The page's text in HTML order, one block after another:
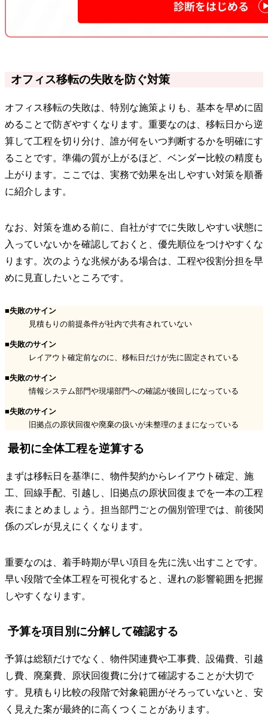
オフィス移転の失敗を防ぐ対策
オフィス移転の失敗は、特別な施策よりも、基本を早めに固
めることで防ぎやすくなります。重要なのは、移転日から逆
算して工程を切り分け、誰が何をいつ判断するかを明確にす
ることです。準備の質が上がるほど、ベンダー比較の精度も
上がります。ここでは、実務で効果を出しやすい対策を順番
に紹介します。
なお、対策を進める前に、自社がすでに失敗しやすい状態に
入っていないかを確認しておくと、優先順位をつけやすくな
ります。次のような兆候がある場合は、工程や役割分担を早
めに見直したいところです。
■失敗のサイン
見積もりの前提条件が社内で共有されていない
■失敗のサイン
レイアウト確定前なのに、移転日だけが先に固定されている
■失敗のサイン
情報システム部門や現場部門への確認が後回しになっている
■失敗のサイン
旧拠点の原状回復や廃棄の扱いが未整理のままになっている
最初に全体工程を逆算する
まずは移転日を基準に、物件契約からレイアウト確定、施
工、回線手配、引越し、旧拠点の原状回復までを一本の工程
表にまとめましょう。担当部門ごとの個別管理では、前後関
係のズレが見えにくくなります。
重要なのは、着手時期が早い項目を先に洗い出すことです。
早い段階で全体工程を可視化すると、遅れの影響範囲を把握
しやすくなります。
予算を項目別に分解して確認する
予算は総額だけでなく、物件関連費や工事費、設備費、引越
し費、廃棄費、原状回復費に分けて確認することが大切で
す。見積もり比較の段階で対象範囲がそろっていないと、安
く見えた案が最終的に高くつくことがあります。